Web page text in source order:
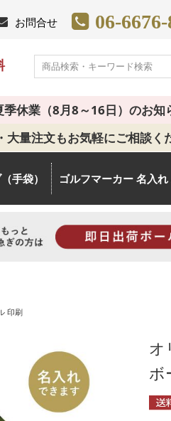
お問合せ 06-
休業（8月8～16日）のお知
大量注文もお気軽にご相談く
手袋） ゴルフマーカー 名入
印刷
オ
ボ